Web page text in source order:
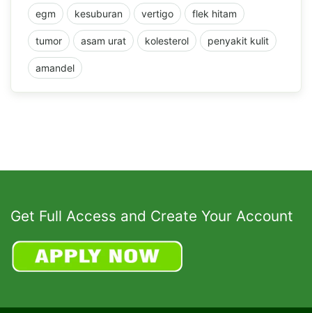
egm kesuburan vertigo flek hitam
tumor asam urat kolesterol penyakit kulit
amandel
Get Full Access and Create Your Account